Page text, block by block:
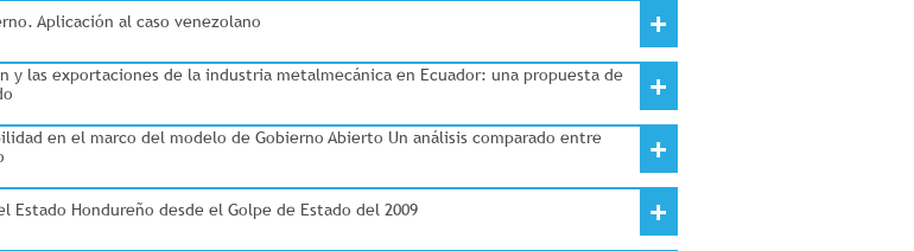
Aplicación al caso venezolano +
y las exportaciones de la industria metalmecánica en Ecuador: una propuesta de
+
en el marco del modelo de Gobierno Abierto Un análisis comparado entre
+
Estado Hondureño desde el Golpe de Estado del 2009 +